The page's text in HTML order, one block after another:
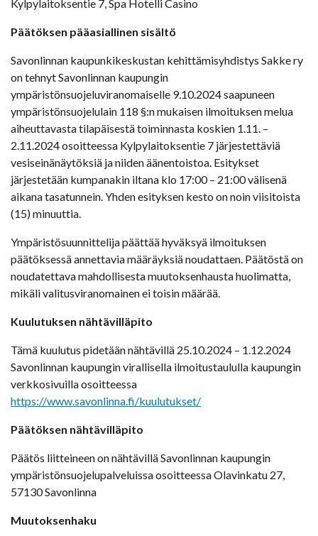
Kylpylaitoksentie 7, Spa Hotelli Casino
Päätöksen pääasiallinen sisältö
Savonlinnan kaupunkikeskustan kehittämisyhdistys Sakke ry
on tehnyt Savonlinnan kaupungin
ympäristönsuojeluviranomaiselle 9.10.2024 saapuneen
ympäristönsuojelulain 118 §:n mukaisen ilmoituksen melua
aiheuttavasta tilapäisestä toiminnasta koskien 1.11. –
2.11.2024 osoitteessa Kylpylaitoksentie 7 järjestettäviä
vesiseinänäytöksiä ja niiden äänentoistoa. Esitykset
järjestetään kumpanakin iltana klo 17:00 – 21:00 välisenä
aikana tasatunnein. Yhden esityksen kesto on noin viisitoista
(15) minuuttia.
Ympäristösuunnittelija päättää hyväksyä ilmoituksen
päätöksessä annettavia määräyksiä noudattaen. Päätöstä on
noudatettava mahdollisesta muutoksenhausta huolimatta,
mikäli valitusviranomainen ei toisin määrää.
Kuulutuksen nähtävilläpito
Tämä kuulutus pidetään nähtävillä 25.10.2024 – 1.12.2024
Savonlinnan kaupungin virallisella ilmoitustaululla kaupungin
verkkosivuilla osoitteessa
https://www.savonlinna.fi/kuulutukset/
Päätöksen nähtävilläpito
Päätös liitteineen on nähtävillä Savonlinnan kaupungin
ympäristönsuojelupalveluissa osoitteessa Olavinkatu 27,
57130 Savonlinna
Muutoksenhaku